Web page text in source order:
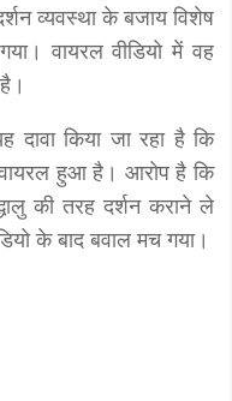
व्यवस्था के बजाय विशेष
वायरल वीडियो में वह
दावा किया जा रहा है कि
हुआ है। आरोप है कि
की तरह दर्शन कराने ले
के बाद बवाल मच गया।